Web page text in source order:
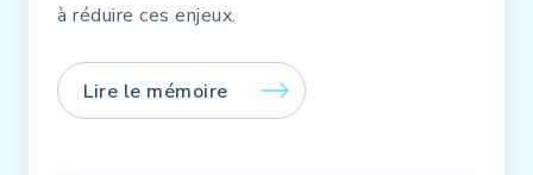
à réduire ces enjeux.
Lire le mémoire